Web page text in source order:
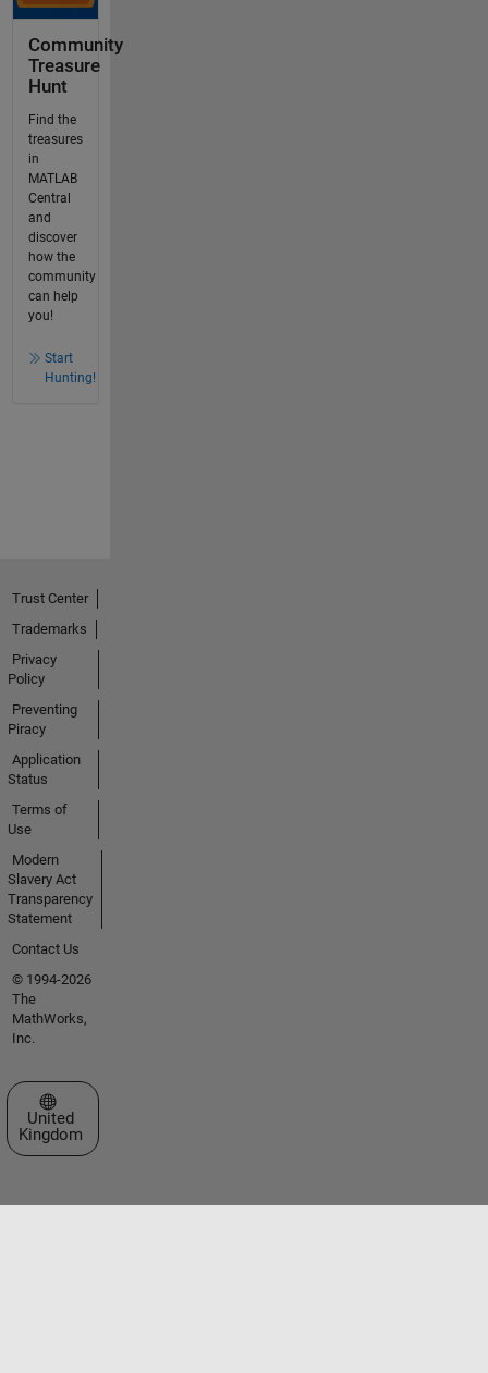
Community
Treasure
Hunt
Find the
treasures
in
MATLAB
Central
and
discover
how the
community
can help
you!
Start
Hunting!
Trust Center
Trademarks
Privacy
Policy
Preventing
Piracy
Application
Status
Terms of
Use
Modern
Slavery Act
Transparency
Statement
Contact Us
© 1994-2026
The
MathWorks,
Inc.
Select a Web Site
United
Kingdom